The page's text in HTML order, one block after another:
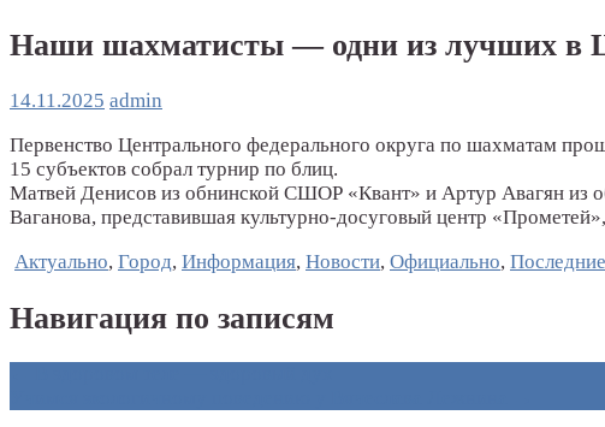
Наши шахматисты — одни из лучших в
14.11.2025 admin
Первенство Центрального федерального округа по шахматам
15 субъектов собрал турнир по блиц.
Матвей Денисов из обнинской СШОР «Квант» и Артур Авагян из
Ваганова, представившая культурно-досуговый центр
Актуально, Город, Информация, Новости, Официально,
Навигация по записям